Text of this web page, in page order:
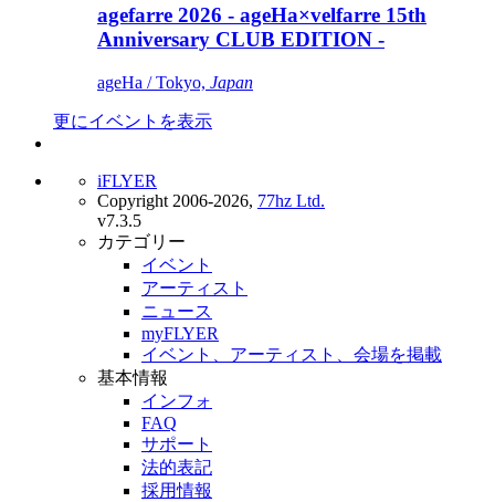
agefarre 2026 - ageHa×velfarre 15th
Anniversary CLUB EDITION -
ageHa / Tokyo, Japan
更にイベントを表示
iFLYER
Copyright 2006-2026, 77hz Ltd.
v7.3.5
カテゴリー
イベント
アーティスト
ニュース
myFLYER
イベント、アーティスト、会場を掲載
基本情報
インフォ
FAQ
サポート
法的表記
採用情報